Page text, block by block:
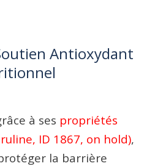
Antioxydant
à ses propriétés
ID 1867, on hold),
la barrière